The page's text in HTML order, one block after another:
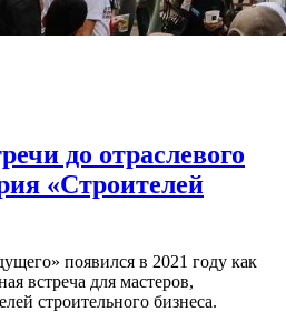
до отраслевого
«Строителей
появился в 2021 году как
встреча для мастеров,
строительного бизнеса.